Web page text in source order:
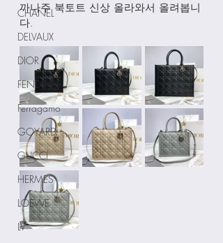
CHANEL
DELVAUX
DIOR
FENDI
Ferragamo
GOYARD
GUCCI
HERMES
LOEWE
LV
까나주 북토트 신상 올라와서 올려봅니
다.